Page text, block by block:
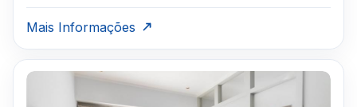
Mais Informações